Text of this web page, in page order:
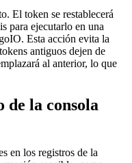
El token se restablecerá
para ejecutarlo en una
Esta acción evita la
antiguos dejen de
al anterior, lo que
de la consola
en los registros de la